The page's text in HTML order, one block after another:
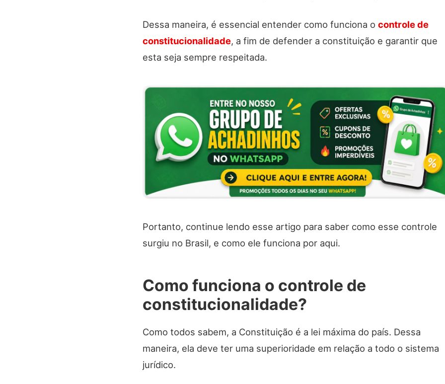
Dessa maneira, é essencial entender como funciona o controle de
constitucionalidade, a fim de defender a constituição e garantir que
esta seja sempre respeitada.
Portanto, continue lendo esse artigo para saber como esse controle
surgiu no Brasil, e como ele funciona por aqui.
Como funciona o controle de
constitucionalidade?
Como todos sabem, a Constituição é a lei máxima do país. Dessa
maneira, ela deve ter uma superioridade em relação a todo o sistema
jurídico.